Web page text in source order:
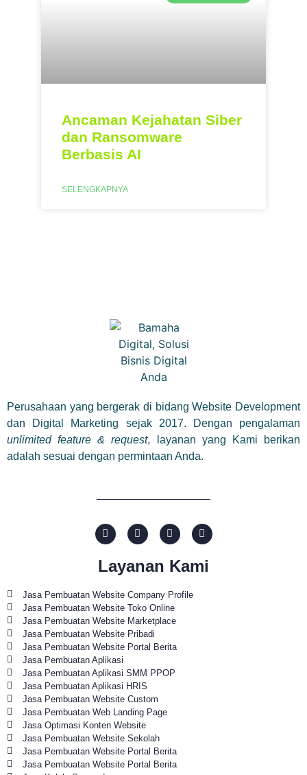
Ancaman Kejahatan Siber
dan Ransomware
Berbasis AI
SELENGKAPNYA
Perusahaan yang bergerak di bidang Website Development
dan Digital Marketing sejak 2017. Dengan pengalaman
unlimited feature & request, layanan yang Kami berikan
adalah sesuai dengan permintaan Anda.
Layanan Kami
Jasa Pembuatan Website Company Profile
Jasa Pembuatan Website Toko Online
Jasa Pembuatan Website Marketplace
Jasa Pembuatan Website Pribadi
Jasa Pembuatan Website Portal Berita
Jasa Pembuatan Aplikasi
Jasa Pembuatan Aplikasi SMM PPOP
Jasa Pembuatan Aplikasi HRIS
Jasa Pembuatan Website Custom
Jasa Pembuatan Web Landing Page
Jasa Optimasi Konten Website
Jasa Pembuatan Website Sekolah
Jasa Pembuatan Website Portal Berita
Jasa Pembuatan Website Portal Berita